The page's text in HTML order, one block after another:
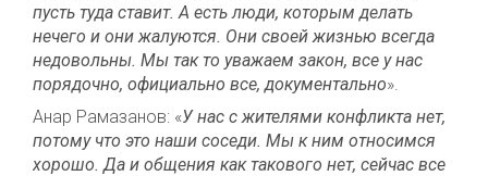
пусть туда ставит. А есть люди, которым делать
нечего и они жалуются. Они своей жизнью всегда
недовольны. Мы так то уважаем закон, все у нас
порядочно, официально все, документально».
Анар Рамазанов: «У нас с жителями конфликта нет,
потому что это наши соседи. Мы к ним относимся
хорошо. Да и общения как такового нет, сейчас все